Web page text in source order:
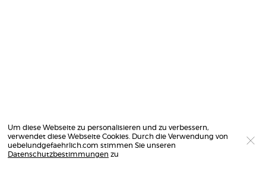
Um diese Webseite zu personalisieren und zu verbessern,
verwendet diese Webseite Cookies. Durch die Verwendung von
uebelundgefaehrlich.com stimmen Sie unseren
Datenschutzbestimmungen zu